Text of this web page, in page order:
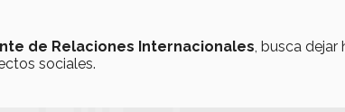
de Relaciones Internacionales , busca dejar
sociales.